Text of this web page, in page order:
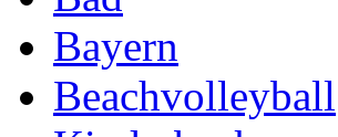
Bayern
Beachvolleyball